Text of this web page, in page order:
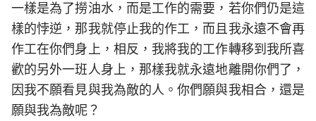
一樣是為了撈油水，而是工作的需要，若你們仍是這
樣的悖逆，那我就停止我的作工，而且我永遠不會再
作工在你們身上，相反，我將我的工作轉移到我所喜
歡的另外一班人身上，那樣我就永遠地離開你們了，
因我不願看見與我為敵的人。你們願與我相合，還是
願與我為敵呢？